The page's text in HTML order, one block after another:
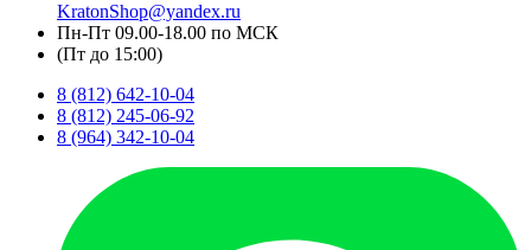
KratonShop@yandex.ru
Пн-Пт 09.00-18.00 по МСК
(Пт до 15:00)
8 (812) 642-10-04
8 (812) 245-06-92
8 (964) 342-10-04